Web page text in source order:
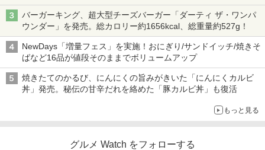
バーガーキング、超大型チーズバーガー「ダーティ ザ・ワンパ
ウンダー」を発売。総カロリー約1656kcal、総重量約527g！
NewDays「増量フェス」を実施！おにぎり/サンドイッチ/焼きそ
ばなど16品が値段そのままでボリュームアップ
焼きたてのかるび、にんにくの旨みがきいた「にんにくカルビ
丼」発売。秘伝の甘辛だれを絡めた「豚カルビ丼」も復活
もっと見る
グルメ Watch をフォローする